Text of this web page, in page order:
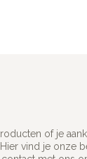
of je
vind je onze